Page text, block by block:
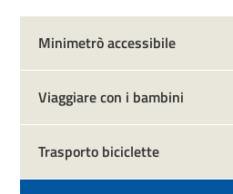
Minimetrò accessibile
Viaggiare con i bambini
Trasporto biciclette